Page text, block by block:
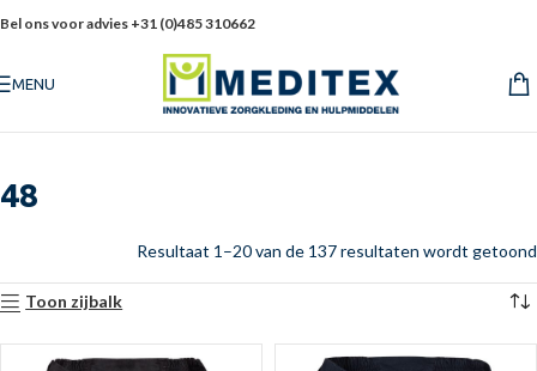
Bel ons voor advies +31 (0)485 310662
MENU
48
Resultaat 1–20 van de 137 resultaten wordt getoond
Toon zijbalk